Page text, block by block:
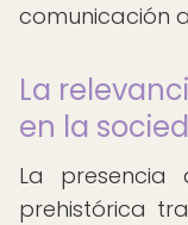
comunicación
La
en la
La presencia
prehistórica